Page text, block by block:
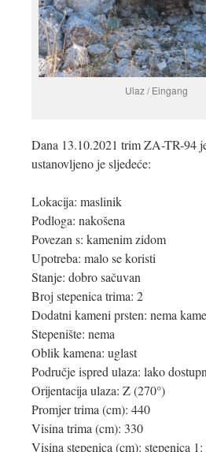
Ulaz / Eingang
Dana 13.10.2021 trim ZA-TR-94
ustanovljeno je sljedeće:
Lokacija: maslinik
Podloga: nakošena
Povezan s: kamenim zidom
Upotreba: malo se koristi
Stanje: dobro sačuvan
Broj stepenica trima: 2
Dodatni kameni prsten: nema
Stepenište: nema
Oblik kamena: uglast
Područje ispred ulaza: lako
Orijentacija ulaza: Z (270°)
Promjer trima (cm): 440
Visina trima (cm): 330
Visina stepenica (cm): stepenica 1: